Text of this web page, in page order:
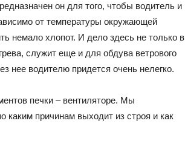
он для того, чтобы водитель и
от температуры окружающей
немало хлопот. И дело здесь не только в
служит еще и для обдува ветрового
нее водителю придется очень нелегко.
печки – вентиляторе. Мы
каким причинам выходит из строя и как